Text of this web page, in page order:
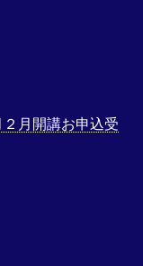
月開講お申込受